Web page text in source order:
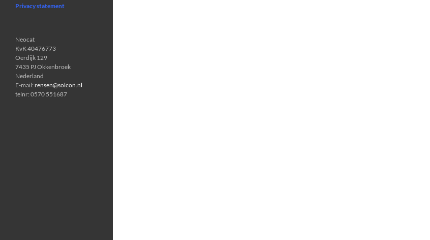
Privacy statement
Neocat
KvK 40476773
Oerdijk 129
7435 PJ Okkenbroek
Nederland
E-mail: rensen@solcon.nl
telnr: 0570 551687